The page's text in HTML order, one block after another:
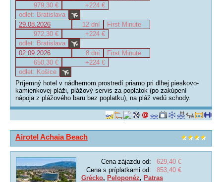
979,30 €
+224 €
odlet: Bratislava
29.08.2026
12 dní
First Minute
972,30 €
+224 €
odlet: Bratislava
02.09.2026
8 dní
First Minute
650,30 €
+224 €
odlet: Košice
Príjemný hotel v nádhernom prostredí priamo pri dlhej pieskovo-
kamienkovej pláži, plážový servis za poplatok (po zakúpení
nápoja z plážového baru bez poplatku), na pláž vedú schody.
Airotel Achaia Beach
Cena zájazdu od:
629,40 €
Cena s príplatkami od:
853,40 €
Grécko, Peloponéz, Patras